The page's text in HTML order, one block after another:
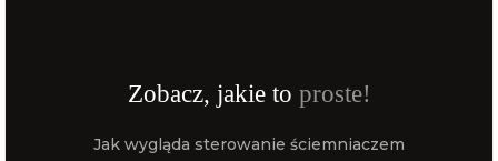
Zobacz, jakie to proste!
Jak wygląda sterowanie ściemniaczem
Zobacz, jakie to proste!
Jak wygląda sterowanie ściemniaczem
Zobacz, jakie to proste!
Jak wygląda sterowanie ściemniaczem